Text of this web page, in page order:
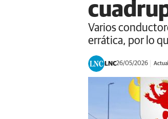
Varios
errática, por lo
LNC26/05/2026